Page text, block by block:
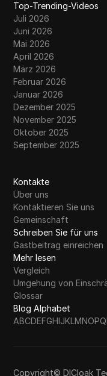
Top-Trending-Videos
Juli 2026
Juni 2026
Mai 2026
April 2026
März 2026
Februar 2026
Januar 2026
Dezember 2025
November 2025
Oktober 2025
September 2025
Kontakte
Über uns
Kontaktieren Sie uns
Gemeinschaft
Schreiben Sie für uns
Gastbeitrag einreichen
Mehr lesen
Vergleich
Umgehung von
Glossar
Blog Alphabet
ABCDEFGHIJKLMNOPQ
Copyright© DICloak